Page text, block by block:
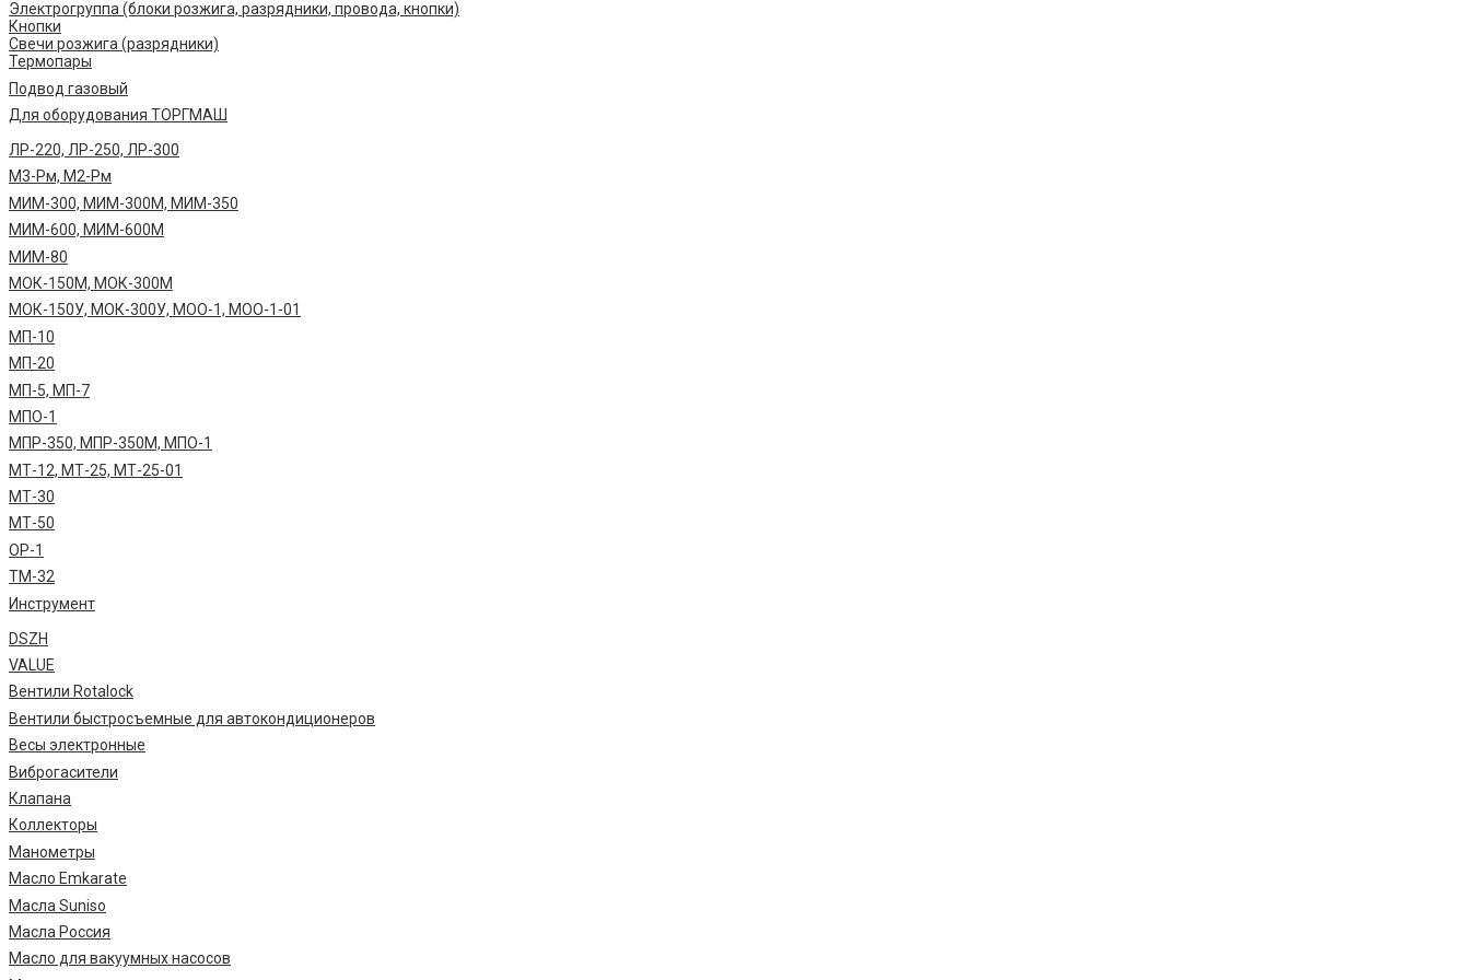
Электрогруппа (блоки розжига, разрядники, провода, кнопки)
Кнопки
Свечи розжига (разрядники)
Термопары
Подвод газовый
Для оборудования ТОРГМАШ
ЛР-220, ЛР-250, ЛР-300
М3-Рм, М2-Рм
МИМ-300, МИМ-300М, МИМ-350
МИМ-600, МИМ-600М
МИМ-80
МОК-150М, МОК-300М
МОК-150У, МОК-300У, МОО-1, МОО-1-01
МП-10
МП-20
МП-5, МП-7
МПО-1
МПР-350, МПР-350М, МПО-1
МТ-12, МТ-25, МТ-25-01
МТ-30
МТ-50
ОР-1
ТМ-32
Инструмент
DSZH
VALUE
Вентили Rotalock
Вентили быстросъемные для автокондиционеров
Весы электронные
Виброгасители
Клапана
Коллекторы
Манометры
Масло Emkarate
Масла Suniso
Масла Россия
Масло для вакуумных насосов